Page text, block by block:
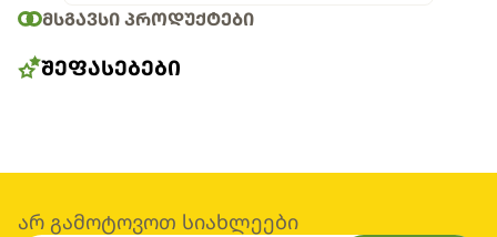
ᲛᲡᲒᲐᲕᲡᲘ ᲞᲠᲝᲓᲣᲥᲢᲔᲑᲘ
ᲨᲔᲤᲐᲡᲔᲑᲔᲑᲘ
არ გამოტოვოთ სიახლეები